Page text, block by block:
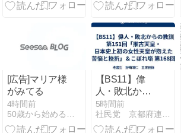
品をピックア
野千夏＋アー
昼＋和栗薫子
＋アリューシ
ア＋オリジナ
ルヒロイン
[広告]マリア様
がみてる
4時間前
【BS11】偉
人・敗北から
の教訓 第151
回「推古天
皇・日本史上
5時間前